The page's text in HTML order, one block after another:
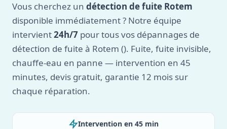
Vous cherchez un détection de fuite Rotem
disponible immédiatement ? Notre équipe
intervient24h/7 pour tous vos dépannages de
détection de fuite à Rotem (). Fuite, fuite invisible,
chauffe-eau en panne — intervention en 45
minutes, devis gratuit, garantie 12 mois sur
chaque réparation.
Intervention en 45 min